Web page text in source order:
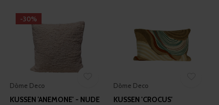
-30%
Dôme Deco
KUSSEN 'ANEMONE' - NUDE
Dôme Deco
KUSSEN 'CROCUS'